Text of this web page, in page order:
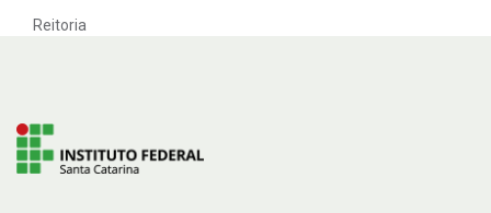
Reitoria